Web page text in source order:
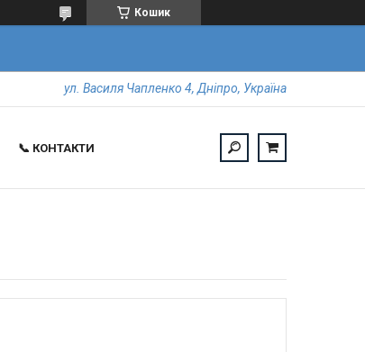
Кошик
ул. Василя Чапленко 4, Дніпро, Україна
📞 КОНТАКТИ